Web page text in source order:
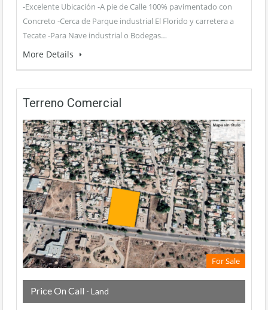
-Excelente Ubicación -A pie de Calle 100% pavimentado con
Concreto -Cerca de Parque industrial El Florido y carretera a
Tecate -Para Nave industrial o Bodegas…
More Details
Terreno Comercial
For Sale
Price On Call - Land